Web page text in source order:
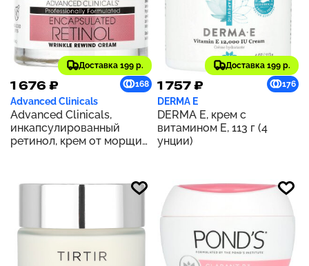
Доставка 199 р.
1 676 ₽ 168
Advanced Clinicals
Advanced Clinicals,
инкапсулированный
ретинол, крем от морщин,
Доставка 199 р.
1 757 ₽ 176
DERMA E
DERMA E, крем с
витамином Е, 113 г (4
унции)